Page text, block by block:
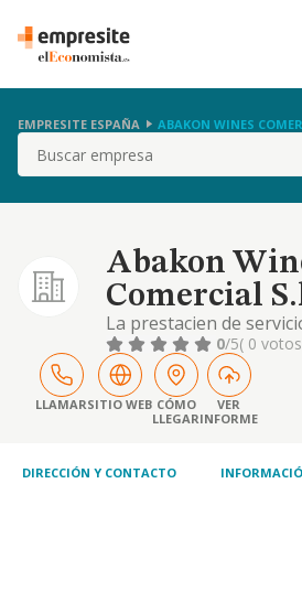
EMPRESITE ESPAÑA ABAKON WINES
Buscar
Abakon
Comercial
La prestacien de
en el comercio a
gran distribucien de
en general
0/5( 0
LLAMARSITIO WEB CÓMO
LLEGAR
VER
INFORME
DIRECCIÓN Y CONTACTO